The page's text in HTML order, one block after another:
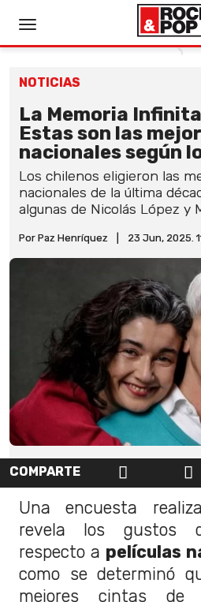
NOTICIAS
La Memoria
Estas son las
nacionales según
Los chilenos eligieron las
nacionales de la última
algunas de Nicolás López y
Por Paz Henríquez 23 Jun, 2025.
COMPARTE
Una encuesta
revela los gustos
respecto a películas
como se determinó
mejores cintas